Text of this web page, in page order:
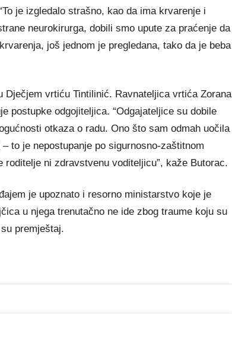
je izgledalo strašno, kao da ima krvarenje i
neurokirurga, dobili smo upute za praćenje da
još jednom je pregledana, tako da je beba
Dječjem vrtiću Tintilinić. Ravnateljica vrtića Zorana
postupke odgojiteljica. “Odgajateljice su dobile
otkaza o radu. Ono što sam odmah uočila
to je nepostupanje po sigurnosno-zaštitnom
roditelje ni zdravstvenu voditeljicu”, kaže Butorac.
je upoznato i resorno ministarstvo koje je
u njega trenutačno ne ide zbog traume koju su
premještaj.